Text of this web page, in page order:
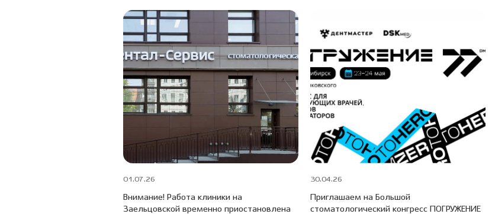
01.07.26
Внимание! Работа клиники на
Заельцовской временно приостановлена
30.04.26
Приглашаем на Большой
стоматологический конгресс ПОГРУЖЕНИЕ